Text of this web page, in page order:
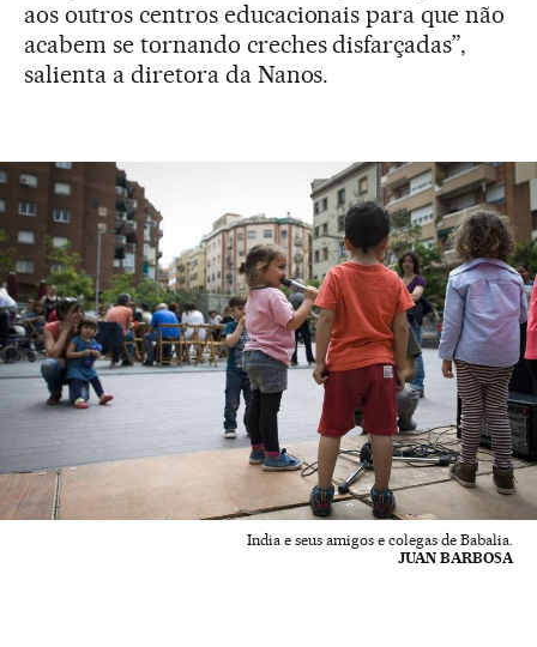
aos outros centros educacionais para que não
acabem se tornando creches disfarçadas”,
salienta a diretora da Nanos.
India e seus amigos e colegas de Babalia.
JUAN BARBOSA